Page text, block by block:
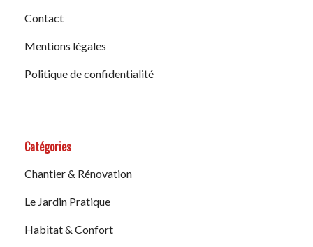
Contact
Mentions légales
Politique de confidentialité
Catégories
Chantier & Rénovation
Le Jardin Pratique
Habitat & Confort